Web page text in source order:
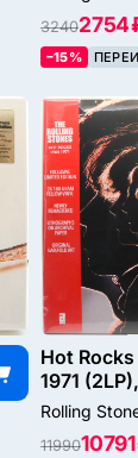
32402754
–15%
Hot
1971
Rolling
11990